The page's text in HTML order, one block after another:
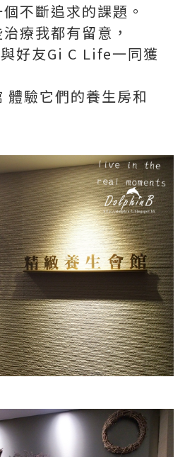
不斷追求的課題。
療我都有留意，
好友Gi C Life一同獲
驗它們的養生房和